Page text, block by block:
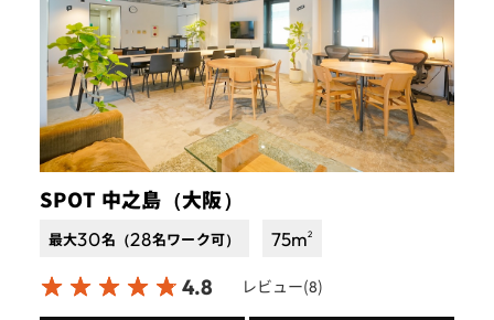
SPOT 中之島（大阪）
最大30名（28名ワーク可） 75m2
4.8 レビュー(8)